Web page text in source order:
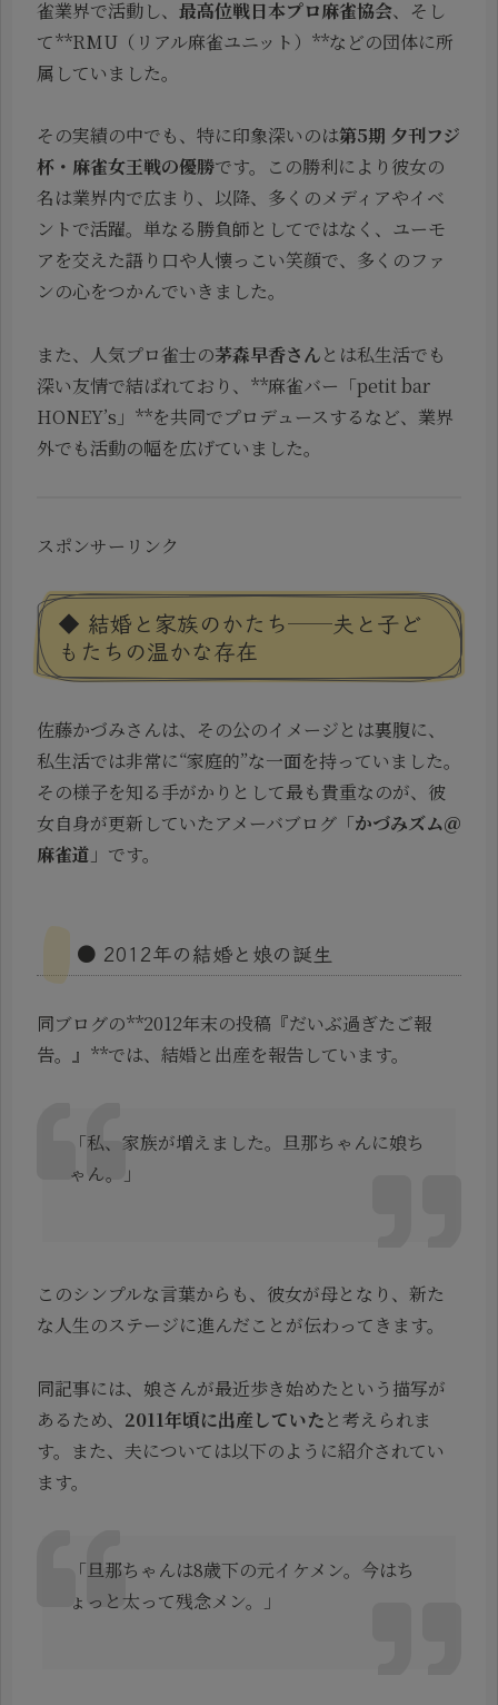
雀業界で活動し、 最高位戦日本プロ麻雀協会、そし
て**RMU（リアル麻雀ユニット）**などの団体に所
属していました。
その実績の中でも、特に印象深いのは第5期 夕刊フジ
杯・麻雀女王戦の優勝です。この勝利により彼女の
名は業界内で広まり、以降、多くのメディアやイベ
ントで活躍。単なる勝負師としてではなく、ユーモ
アを交えた語り口や人懐っこい笑顔で、多くのファ
ンの心をつかんでいきました。
また、人気プロ雀士の茅森早香さんとは私生活でも
深い友情で結ばれており、**麻雀バー「petit bar
HONEY’s」**を共同でプロデュースするなど、業界
外でも活動の幅を広げていました。
スポンサーリンク
◆ 結婚と家族のかたち──夫と子ど
もたちの温かな存在
佐藤かづみさんは、その公のイメージとは裏腹に、
私生活では非常に“家庭的”な一面を持っていました。
その様子を知る手がかりとして最も貴重なのが、彼
女自身が更新していたアメーバブログ「かづみズム＠
麻雀道 」です。
● 2012年の結婚と娘の誕生
同ブログの**2012年末の投稿『だいぶ過ぎたご報
告。』**では、結婚と出産を報告しています。
「私、家族が増えました。旦那ちゃんに娘ち
ゃん。」
このシンプルな言葉からも、彼女が母となり、新た
な人生のステージに進んだことが伝わってきます。
同記事には、娘さんが最近歩き始めたという描写が
あるため、 2011年頃に出産していたと考えられま
す。また、夫については以下のように紹介されてい
ます。
「旦那ちゃんは8歳下の元イケメン。今はち
ょっと太って残念メン。」